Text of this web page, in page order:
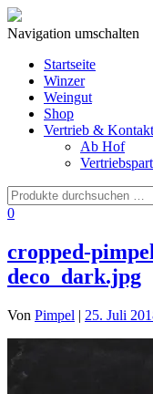
Navigation umschalten
Startseite
Winzer
Weingut
Shop
Vertrieb & Kontakt
Ab Hof
0
cropped-
deco_dark.jpg
Von Pimpel | 25. Juli